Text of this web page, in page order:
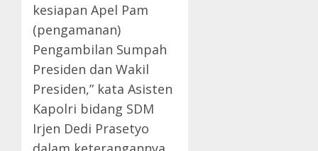
kesiapan Apel Pam
(pengamanan)
Pengambilan Sumpah
Presiden dan Wakil
Presiden,” kata Asisten
Kapolri bidang SDM
Irjen Dedi Prasetyo